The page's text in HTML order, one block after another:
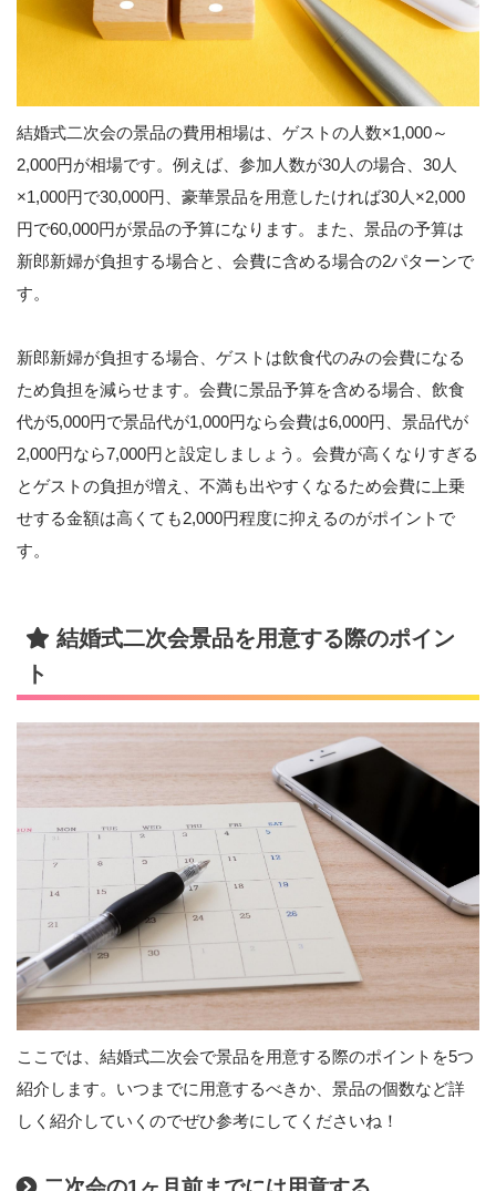
結婚式二次会の景品の費用相場は、ゲストの人数×1,000～
2,000円が相場です。例えば、参加人数が30人の場合、30人
×1,000円で30,000円、豪華景品を用意したければ30人×2,000
円で60,000円が景品の予算になります。また、景品の予算は
新郎新婦が負担する場合と、会費に含める場合の2パターンで
す。
新郎新婦が負担する場合、ゲストは飲食代のみの会費になる
ため負担を減らせます。会費に景品予算を含める場合、飲食
代が5,000円で景品代が1,000円なら会費は6,000円、景品代が
2,000円なら7,000円と設定しましょう。会費が高くなりすぎる
とゲストの負担が増え、不満も出やすくなるため会費に上乗
せする金額は高くても2,000円程度に抑えるのがポイントで
す。
結婚式二次会景品を用意する際のポイン
ト
ここでは、結婚式二次会で景品を用意する際のポイントを5つ
紹介します。いつまでに用意するべきか、景品の個数など詳
しく紹介していくのでぜひ参考にしてくださいね！